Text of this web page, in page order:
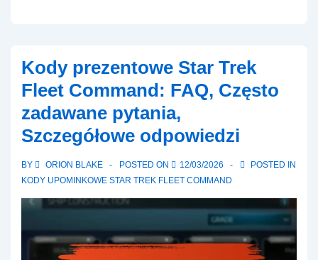
Fleet
Command:
Dzielenie
się
Etyka
Najlepsze
praktyki
Kody prezentowe Star Trek
Fleet Command: FAQ, Często
zadawane pytania,
Szczegółowe odpowiedzi
BY ORION BLAKE POSTED ON 12/03/2026
POSTED IN
KODY UPOMINKOWE STAR TREK FLEET COMMAND